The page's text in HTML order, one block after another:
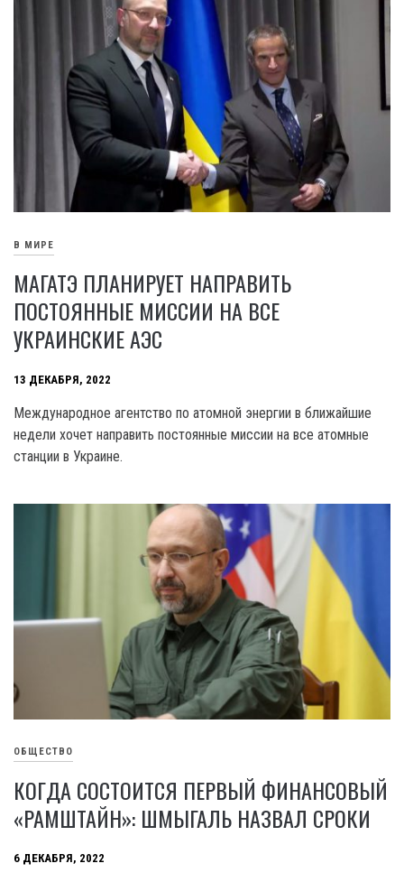
В МИРЕ
МАГАТЭ ПЛАНИРУЕТ НАПРАВИТЬ
ПОСТОЯННЫЕ МИССИИ НА ВСЕ
УКРАИНСКИЕ АЭС
13 ДЕКАБРЯ, 2022
Международное агентство по атомной энергии в ближайшие
недели хочет направить постоянные миссии на все атомные
станции в Украине.
ОБЩЕСТВО
КОГДА СОСТОИТСЯ ПЕРВЫЙ ФИНАНСОВЫЙ
«РАМШТАЙН»: ШМЫГАЛЬ НАЗВАЛ СРОКИ
6 ДЕКАБРЯ, 2022